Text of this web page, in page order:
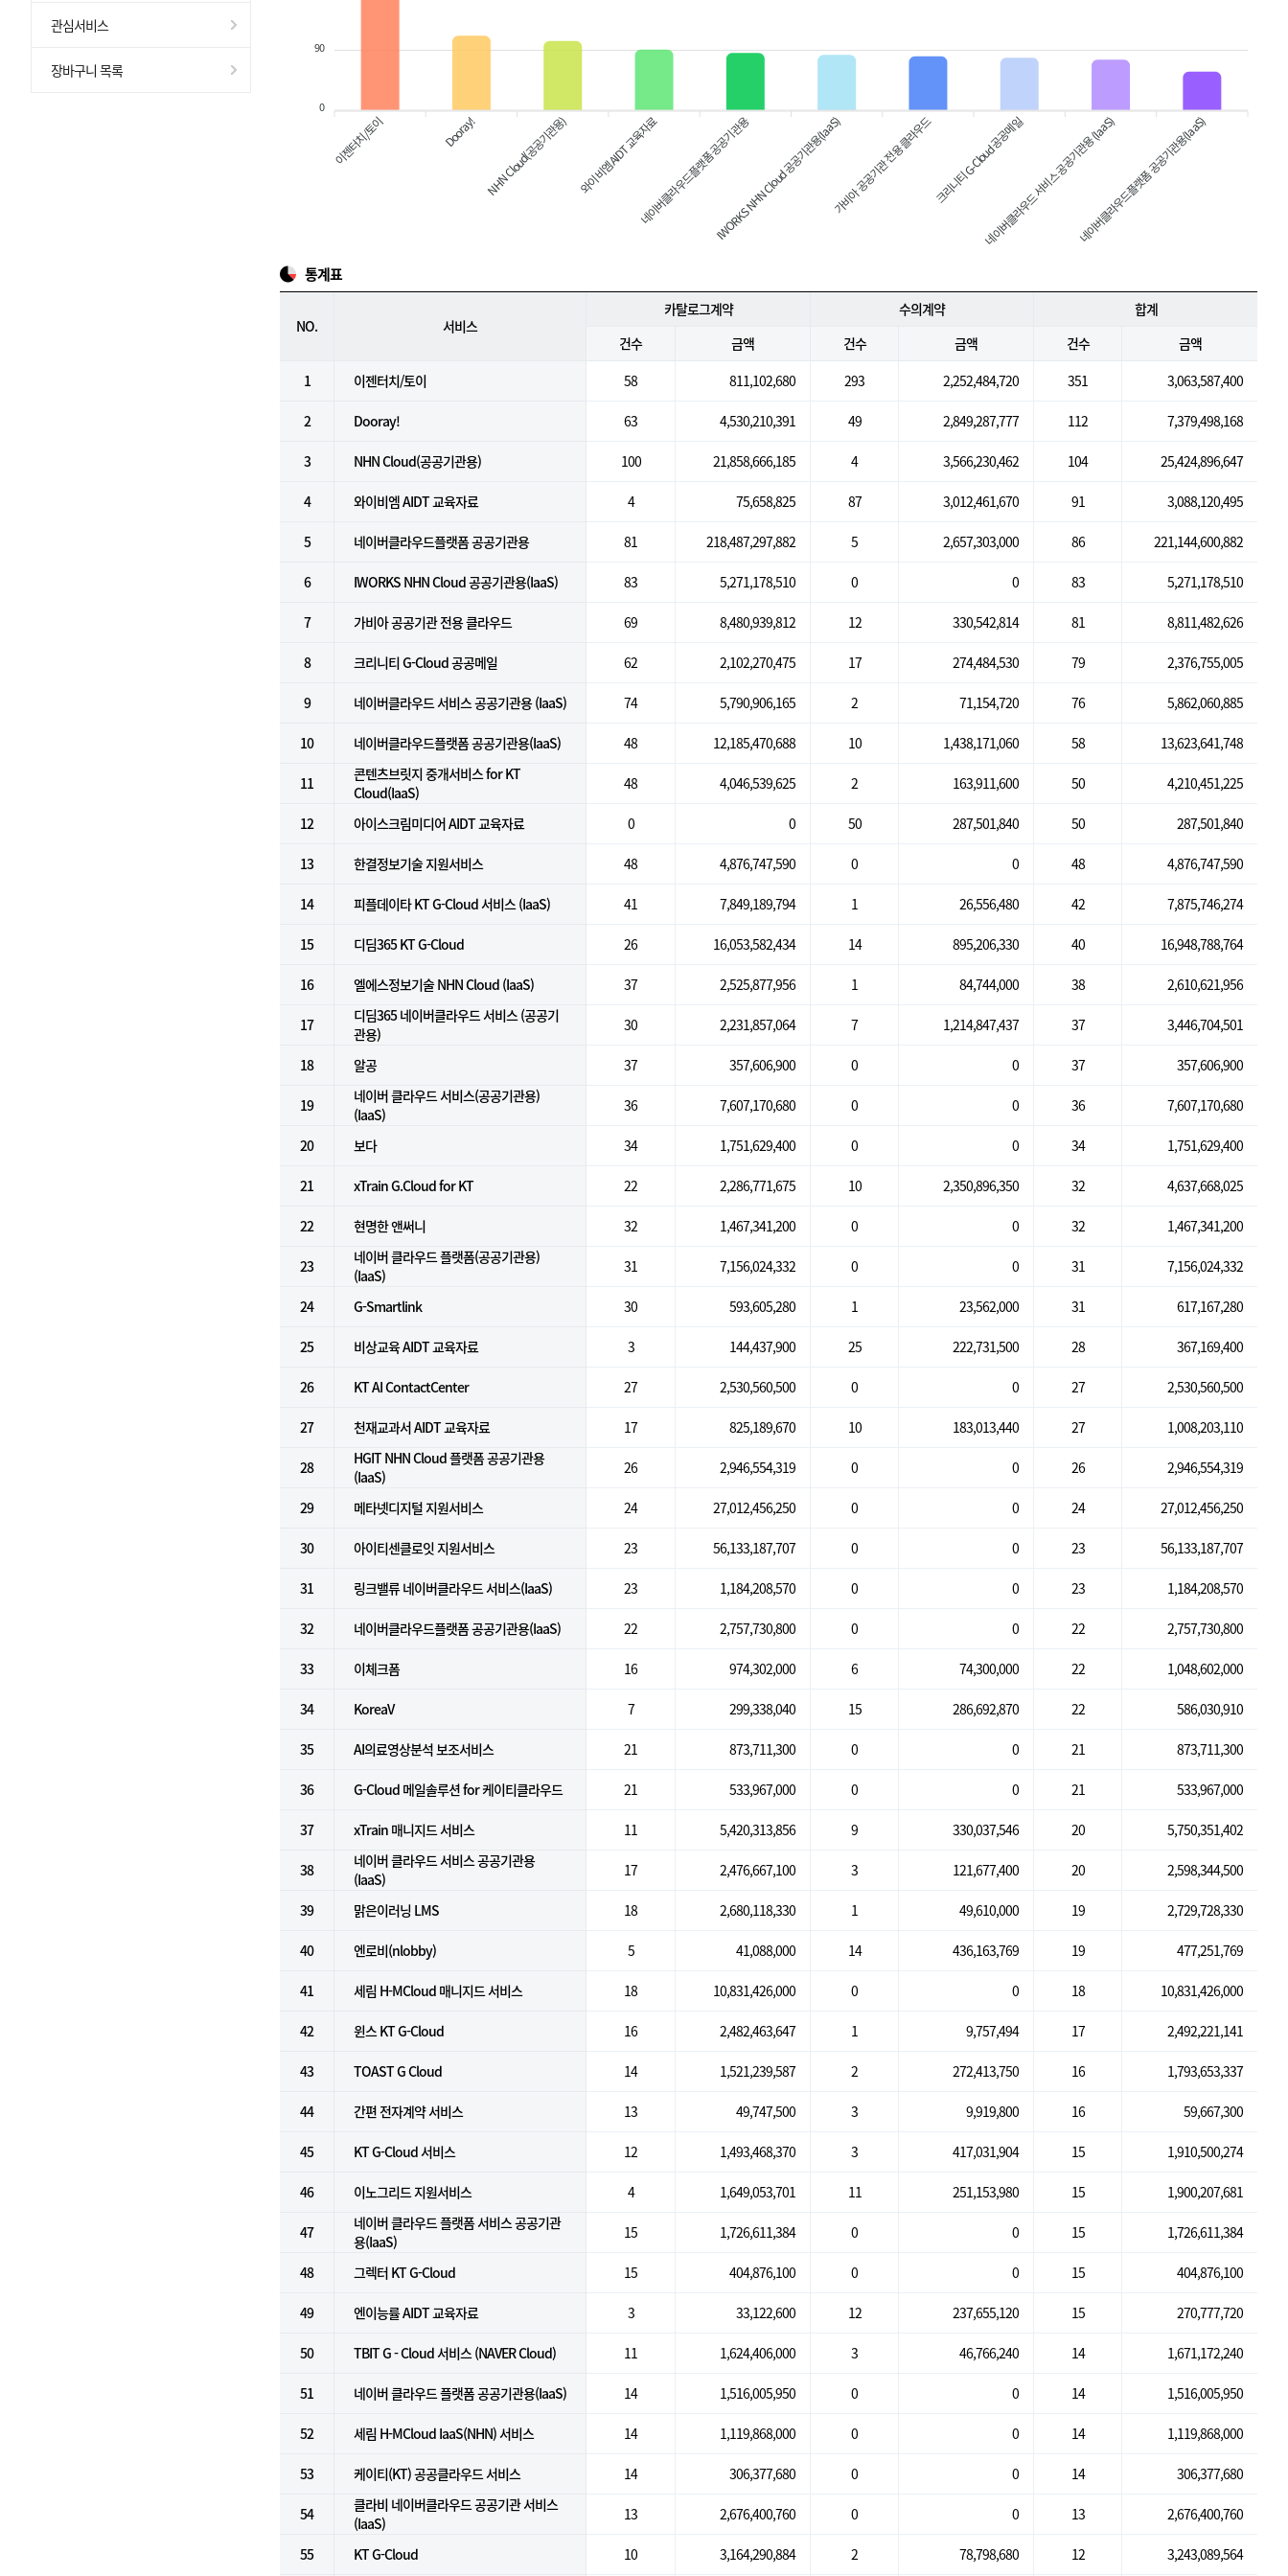
관심서비스
장바구니 목록
90
0
이젠터치/토이 Dooray! NHN Cloud(공공기관용) 와이비엠 AIDT 교육자료네이버클라우드플랫폼 공공기관용IWORKS NHN Cloud 공공기관용(IaaS)가비아 공공기관 전용 클라우드 크리니티 G-Cloud 공공메일
네이버클라우드 서비스 공공기관용 (IaaS)네이버클라우드플랫폼 공공기관용(IaaS)
통계표
NO. 서비스
카탈로그계약 수의계약
합계
건수
금액 건수 금액 건수
금액
1
이젠터치/토이 58 811,102,680 293 2,252,484,720 351 3,063,587,400
2 Dooray! 63 4,530,210,391 49 2,849,287,777 112 7,379,498,168
3 NHN Cloud(공공기관용) 100 21,858,666,185 4 3,566,230,462 104 25,424,896,647
4 와이비엠 AIDT 교육자료 4 75,658,825 87 3,012,461,670 91 3,088,120,495
5 네이버클라우드플랫폼 공공기관용 81 218,487,297,882 5 2,657,303,000 86 221,144,600,882
6 IWORKS NHN Cloud 공공기관용(IaaS) 83 5,271,178,510 0 0 83 5,271,178,510
7 가비아 공공기관 전용 클라우드 69 8,480,939,812 12 330,542,814 81 8,811,482,626
8 크리니티 G-Cloud 공공메일 62 2,102,270,475 17 274,484,530 79 2,376,755,005
9 네이버클라우드 서비스 공공기관용 (IaaS) 74 5,790,906,165 2 71,154,720 76 5,862,060,885
10 네이버클라우드플랫폼 공공기관용(IaaS) 48 12,185,470,688 10 1,438,171,060 58 13,623,641,748
11
콘텐츠브릿지 중개서비스 for KT
Cloud(IaaS)
48 4,046,539,625 2 163,911,600 50 4,210,451,225
12 아이스크림미디어 AIDT 교육자료 0 0 50 287,501,840 50 287,501,840
13 한결정보기술 지원서비스 48 4,876,747,590 0 0 48 4,876,747,590
14 피플데이타 KT G-Cloud 서비스 (IaaS) 41 7,849,189,794 1 26,556,480 42 7,875,746,274
15 디딤365 KT G-Cloud 26 16,053,582,434 14 895,206,330 40 16,948,788,764
16 엘에스정보기술 NHN Cloud (IaaS) 37 2,525,877,956 1 84,744,000 38 2,610,621,956
17
디딤365 네이버클라우드 서비스 (공공기
관용)
30 2,231,857,064 7 1,214,847,437 37 3,446,704,501
18 알공 37 357,606,900 0 0 37 357,606,900
19
네이버 클라우드 서비스(공공기관용)
(IaaS)
36 7,607,170,680 0 0 36 7,607,170,680
20 보다 34 1,751,629,400 0 0 34 1,751,629,400
21 xTrain G.Cloud for KT 22 2,286,771,675 10 2,350,896,350 32 4,637,668,025
22 현명한 앤써니 32 1,467,341,200 0 0 32 1,467,341,200
23
네이버 클라우드 플랫폼(공공기관용)
(IaaS)
31 7,156,024,332 0 0 31 7,156,024,332
24 G-Smartlink 30 593,605,280 1 23,562,000 31 617,167,280
25 비상교육 AIDT 교육자료 3 144,437,900 25 222,731,500 28 367,169,400
26 KT AI ContactCenter 27 2,530,560,500 0 0 27 2,530,560,500
27 천재교과서 AIDT 교육자료 17 825,189,670 10 183,013,440 27 1,008,203,110
28
HGIT NHN Cloud 플랫폼 공공기관용
(IaaS)
26 2,946,554,319 0 0 26 2,946,554,319
29 메타넷디지털 지원서비스 24 27,012,456,250 0 0 24 27,012,456,250
30 아이티센클로잇 지원서비스 23 56,133,187,707 0 0 23 56,133,187,707
31 링크밸류 네이버클라우드 서비스(IaaS) 23 1,184,208,570 0 0 23 1,184,208,570
32 네이버클라우드플랫폼 공공기관용(IaaS) 22 2,757,730,800 0 0 22 2,757,730,800
33 이체크폼 16 974,302,000 6 74,300,000 22 1,048,602,000
34 KoreaV 7 299,338,040 15 286,692,870 22 586,030,910
35 AI의료영상분석 보조서비스 21 873,711,300 0 0 21 873,711,300
36 G-Cloud 메일솔루션 for 케이티클라우드 21 533,967,000 0 0 21 533,967,000
37 xTrain 매니지드 서비스 11 5,420,313,856 9 330,037,546 20 5,750,351,402
38
네이버 클라우드 서비스 공공기관용
(IaaS)
17 2,476,667,100 3 121,677,400 20 2,598,344,500
39 맑은이러닝 LMS 18 2,680,118,330 1 49,610,000 19 2,729,728,330
40 엔로비(nlobby) 5 41,088,000 14 436,163,769 19 477,251,769
41 세림 H-MCloud 매니지드 서비스 18 10,831,426,000 0 0 18 10,831,426,000
42 윈스 KT G-Cloud 16 2,482,463,647 1 9,757,494 17 2,492,221,141
43 TOAST G Cloud 14 1,521,239,587 2 272,413,750 16 1,793,653,337
44 간편 전자계약 서비스 13 49,747,500 3 9,919,800 16 59,667,300
45 KT G-Cloud 서비스 12 1,493,468,370 3 417,031,904 15 1,910,500,274
46 이노그리드 지원서비스 4 1,649,053,701 11 251,153,980 15 1,900,207,681
47
네이버 클라우드 플랫폼 서비스 공공기관
용(IaaS)
15 1,726,611,384 0 0 15 1,726,611,384
48 그렉터 KT G-Cloud 15 404,876,100 0 0 15 404,876,100
49 엔이능률 AIDT 교육자료 3 33,122,600 12 237,655,120 15 270,777,720
50 TBIT G - Cloud 서비스 (NAVER Cloud) 11 1,624,406,000 3 46,766,240 14 1,671,172,240
51 네이버 클라우드 플랫폼 공공기관용(IaaS) 14 1,516,005,950 0 0 14 1,516,005,950
52 세림 H-MCloud IaaS(NHN) 서비스 14 1,119,868,000 0 0 14 1,119,868,000
53 케이티(KT) 공공클라우드 서비스 14 306,377,680 0 0 14 306,377,680
54
클라비 네이버클라우드 공공기관 서비스
(IaaS)
13 2,676,400,760 0 0 13 2,676,400,760
55 KT G-Cloud 10 3,164,290,884 2 78,798,680 12
3,243,089,564